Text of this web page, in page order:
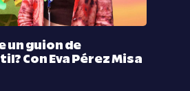
un guion de
Con Eva Pérez Misa